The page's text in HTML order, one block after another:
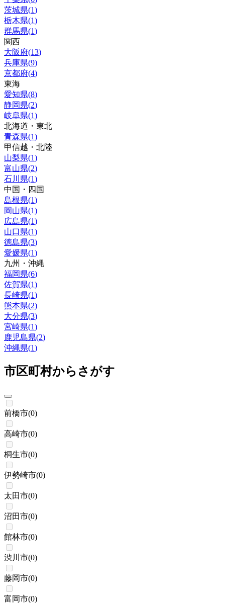
茨城県(1)
栃木県(1)
群馬県(1)
関西
大阪府(13)
兵庫県(9)
京都府(4)
東海
愛知県(8)
静岡県(2)
岐阜県(1)
北海道・東北
青森県(1)
甲信越・北陸
山梨県(1)
富山県(2)
石川県(1)
中国・四国
島根県(1)
岡山県(1)
広島県(1)
山口県(1)
徳島県(3)
愛媛県(1)
九州・沖縄
福岡県(6)
佐賀県(1)
長崎県(1)
熊本県(2)
大分県(3)
宮崎県(1)
鹿児島県(2)
沖縄県(1)
市区町村からさがす
前橋市(0)
高崎市(0)
桐生市(0)
伊勢崎市(0)
太田市(0)
沼田市(0)
館林市(0)
渋川市(0)
藤岡市(0)
富岡市(0)